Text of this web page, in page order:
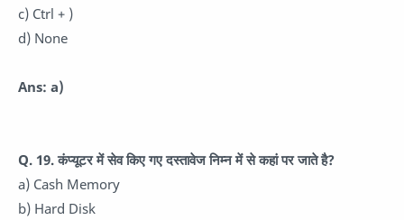
c) Ctrl + )
d) None
Ans: a)
Q. 19. कंप्यूटर में सेव किए गए दस्तावेज निम्न में से कहां पर जाते है?
a) Cash Memory
b) Hard Disk